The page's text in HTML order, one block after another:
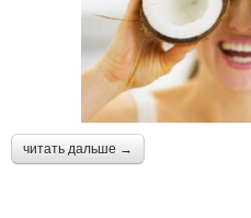
читать дальше →